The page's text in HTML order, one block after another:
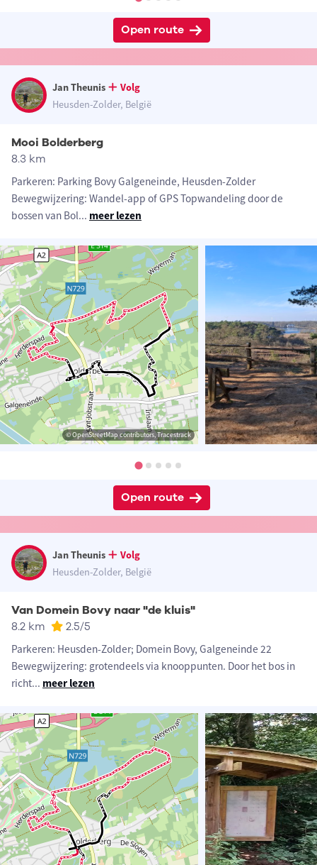
Open route
Jan Theunis
Volg
Heusden-Zolder, België
Mooi Bolderberg
8.3 km
Parkeren: Parking Bovy Galgeneinde, Heusden-Zolder
Bewegwijzering: Wandel-app of GPS Topwandeling door de
bossen van Bol... meer lezen
© OpenStreetMap contributors, Tracestrack
Open route
Jan Theunis
Volg
Heusden-Zolder, België
Van Domein Bovy naar "de kluis"
8.2 km 2.5/5
Parkeren: Heusden-Zolder; Domein Bovy, Galgeneinde 22
Bewegwijzering: grotendeels via knooppunten. Door het bos in
richt... meer lezen